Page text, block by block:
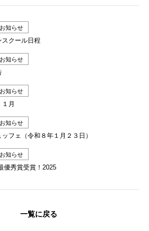
お知らせ
クール日程
お知らせ
お知らせ
月
お知らせ
フェ（令和８年１月２３日）
お知らせ
優秀賞受賞！2025
一覧に戻る